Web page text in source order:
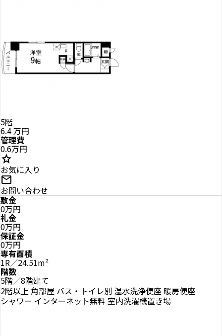
5階
6.4万円
管理費
0.6万円
star
お気に入り
mail
お問い合わせ
敷金
0万円
礼金
0万円
保証金
0万円
専有面積
1R／24.51m²
階数
5階／8階建て
2階以上 角部屋 バス・トイレ別 温水洗浄便座 暖房便座
シャワー インターネット無料 室内洗濯機置き場